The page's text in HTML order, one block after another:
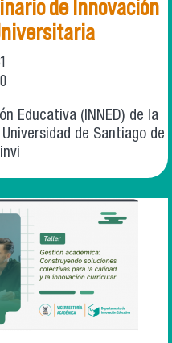
de Innovación
Educativa (INNED) de la
de Santiago de